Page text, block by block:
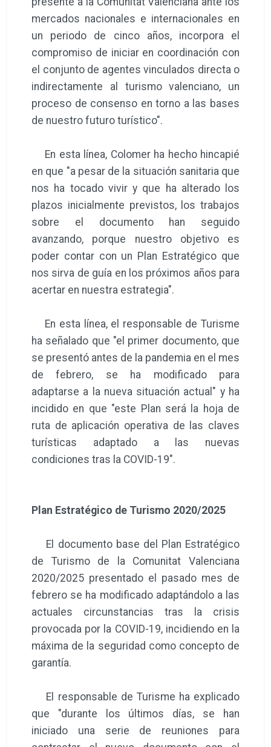
mercados nacionales e internacionales en
un periodo de cinco años, incorpora el
compromiso de iniciar en coordinación con
el conjunto de agentes vinculados directa o
indirectamente al turismo valenciano, un
proceso de consenso en torno a las bases
de nuestro futuro turístico".
En esta línea, Colomer ha hecho hincapié
en que "a pesar de la situación sanitaria que
nos ha tocado vivir y que ha alterado los
plazos inicialmente previstos, los trabajos
sobre el documento han seguido
avanzando, porque nuestro objetivo es
poder contar con un Plan Estratégico que
nos sirva de guía en los próximos años para
acertar en nuestra estrategia".
En esta línea, el responsable de Turisme
ha señalado que "el primer documento, que
se presentó antes de la pandemia en el mes
de febrero, se ha modificado para
adaptarse a la nueva situación actual" y ha
incidido en que "este Plan será la hoja de
ruta de aplicación operativa de las claves
turísticas adaptado a las nuevas
condiciones tras la COVID-19".
Plan Estratégico de Turismo 2020/2025
El documento base del Plan Estratégico
de Turismo de la Comunitat Valenciana
2020/2025 presentado el pasado mes de
febrero se ha modificado adaptándolo a las
actuales circunstancias tras la crisis
provocada por la COVID-19, incidiendo en la
máxima de la seguridad como concepto de
garantía.
El responsable de Turisme ha explicado
que "durante los últimos días, se han
iniciado una serie de reuniones para